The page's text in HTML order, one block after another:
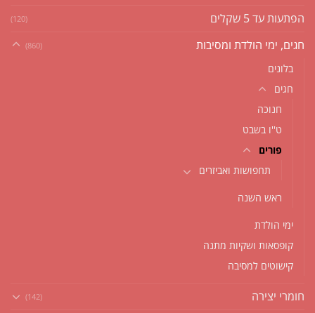
הפתעות עד 5 שקלים (120)
חגים, ימי הולדת ומסיבות (860)
בלונים
חגים
חנוכה
ט''ו בשבט
פורים
תחפושות ואביזרים
ראש השנה
ימי הולדת
קופסאות ושקיות מתנה
קישוטים למסיבה
חומרי יצירה (142)